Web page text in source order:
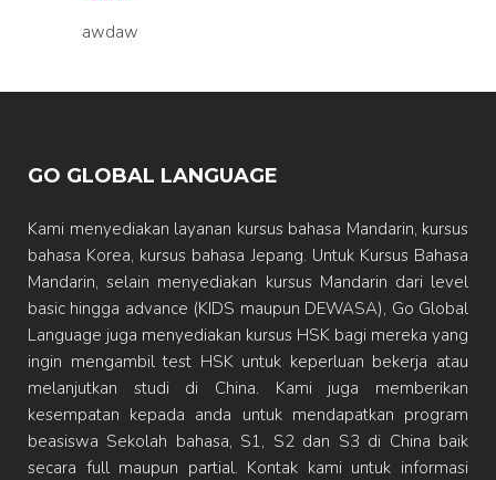
awdaw
GO GLOBAL LANGUAGE
Kami menyediakan layanan kursus bahasa Mandarin, kursus
bahasa Korea, kursus bahasa Jepang. Untuk Kursus Bahasa
Mandarin, selain menyediakan kursus Mandarin dari level
basic hingga advance (KIDS maupun DEWASA), Go Global
Language juga menyediakan kursus HSK bagi mereka yang
ingin mengambil test HSK untuk keperluan bekerja atau
melanjutkan studi di China. Kami juga memberikan
kesempatan kepada anda untuk mendapatkan program
beasiswa Sekolah bahasa, S1, S2 dan S3 di China baik
secara full maupun partial. Kontak kami untuk informasi